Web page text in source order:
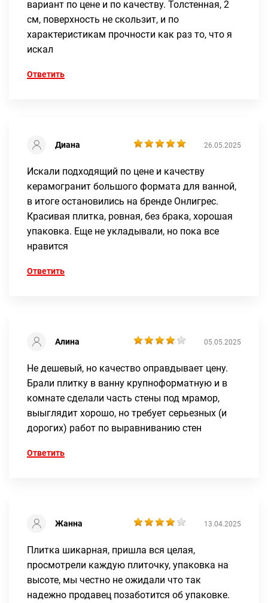
вариант по цене и по качеству. Толстенная, 2
см, поверхность не скользит, и по
характеристикам прочности как раз то, что я
искал
Ответить
Диана 26.05.2025
Искали подходящий по цене и качеству
керамогранит большого формата для ванной,
в итоге остановились на бренде Онлигрес.
Красивая плитка, ровная, без брака, хорошая
упаковка. Еще не укладывали, но пока все
нравится
Ответить
Алина 05.05.2025
Не дешевый, но качество оправдывает цену.
Брали плитку в ванну крупноформатную и в
комнате сделали часть стены под мрамор,
выыглядит хорошо, но требует серьезных (и
дорогих) работ по выравниванию стен
Ответить
Жанна 13.04.2025
Плитка шикарная, пришла вся целая,
просмотрели каждую плиточку, упаковка на
высоте, мы честно не ожидали что так
надежно продавец позаботится об упаковке.